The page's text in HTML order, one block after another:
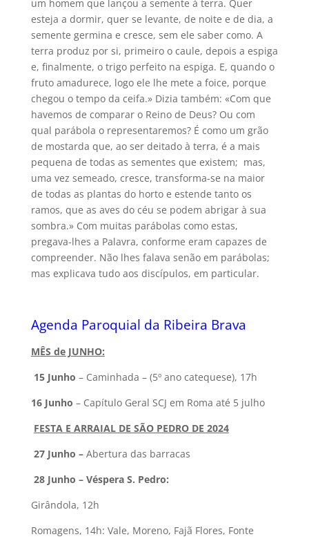
um homem que lançou a semente à terra. Quer
esteja a dormir, quer se levante, de noite e de dia, a
semente germina e cresce, sem ele saber como. A
terra produz por si, primeiro o caule, depois a espiga
e, finalmente, o trigo perfeito na espiga. E, quando o
fruto amadurece, logo ele lhe mete a foice, porque
chegou o tempo da ceifa.» Dizia também: «Com que
havemos de comparar o Reino de Deus? Ou com
qual parábola o representaremos? É como um grão
de mostarda que, ao ser deitado à terra, é a mais
pequena de todas as sementes que existem; mas,
uma vez semeado, cresce, transforma-se na maior
de todas as plantas do horto e estende tanto os
ramos, que as aves do céu se podem abrigar à sua
sombra.» Com muitas parábolas como estas,
pregava-lhes a Palavra, conforme eram capazes de
compreender. Não lhes falava senão em parábolas;
mas explicava tudo aos discípulos, em particular.
Agenda Paroquial da Ribeira Brava
MÊS de JUNHO:
15 Junho – Caminhada – (5º ano catequese), 17h
16 Junho – Capítulo Geral SCJ em Roma até 5 julho
FESTA E ARRAIAL DE SÃO PEDRO DE 2024
27 Junho – Abertura das barracas
28 Junho – Véspera S. Pedro:
Girândola, 12h
Romagens, 14h: Vale, Moreno, Fajã Flores, Fonte